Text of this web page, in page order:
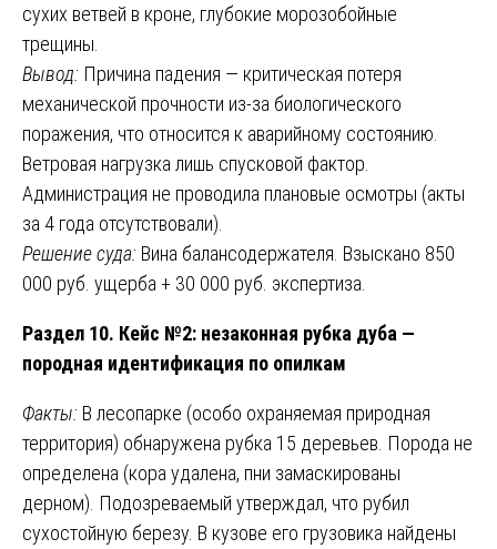
сухих ветвей в кроне, глубокие морозобойные
трещины.
Вывод: Причина падения — критическая потеря
механической прочности из-за биологического
поражения, что относится к аварийному состоянию.
Ветровая нагрузка лишь спусковой фактор.
Администрация не проводила плановые осмотры (акты
за 4 года отсутствовали).
Решение суда: Вина балансодержателя. Взыскано 850
000 руб. ущерба + 30 000 руб. экспертиза.
Раздел 10. Кейс №2: незаконная рубка дуба —
породная идентификация по опилкам
Факты: В лесопарке (особо охраняемая природная
территория) обнаружена рубка 15 деревьев. Порода не
определена (кора удалена, пни замаскированы
дерном). Подозреваемый утверждал, что рубил
сухостойную березу. В кузове его грузовика найдены